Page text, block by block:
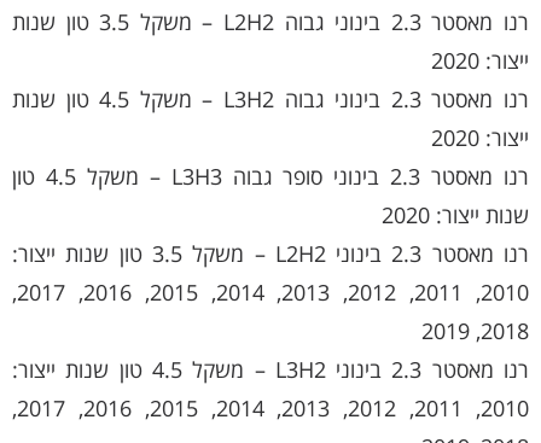
רנו מאסטר 2.3 בינוני גבוה L2H2 – משקל 3.5 טון שנות
ייצור: 2020
רנו מאסטר 2.3 בינוני גבוה L3H2 – משקל 4.5 טון שנות
ייצור: 2020
רנו מאסטר 2.3 בינוני סופר גבוה L3H3 – משקל 4.5 טון
שנות ייצור: 2020
רנו מאסטר 2.3 בינוני L2H2 – משקל 3.5 טון שנות ייצור:
2010, 2011, 2012, 2013, 2014, 2015, 2016, 2017,
2018, 2019
רנו מאסטר 2.3 בינוני L3H2 – משקל 4.5 טון שנות ייצור:
2010, 2011, 2012, 2013, 2014, 2015, 2016, 2017,